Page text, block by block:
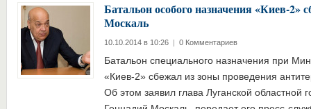
Батальон особого назначения «Киев-
Москаль
10.10.2014 в 10:26 | 0 Комментариев
Батальон специального назначения при
«Киев-2» сбежал из зоны проведения
Об этом заявил глава Луганской областной